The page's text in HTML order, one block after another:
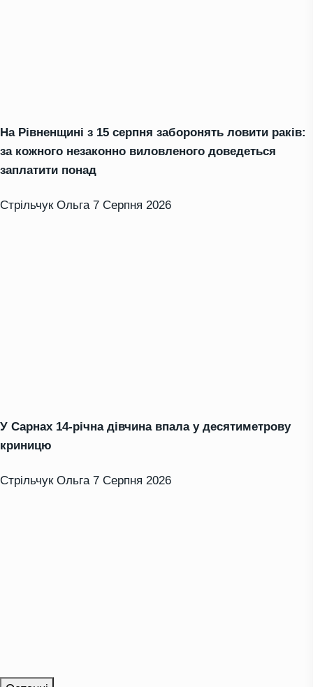
На Рівненщині з 15 серпня заборонять ловити раків:
за кожного незаконно виловленого доведеться
заплатити понад
Стрільчук Ольга 7 Серпня 2026
У Сарнах 14-річна дівчина впала у десятиметрову
криницю
Стрільчук Ольга 7 Серпня 2026